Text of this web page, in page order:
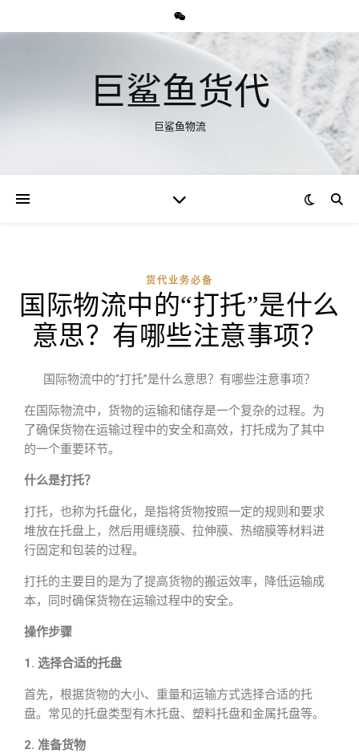
巨鲨鱼货代
巨鲨鱼物流
货代业务必备
国际物流中的“打托”是什么
意思？有哪些注意事项？
国际物流中的“打托”是什么意思？有哪些注意事项？
在国际物流中，货物的运输和储存是一个复杂的过程。为
了确保货物在运输过程中的安全和高效，打托成为了其中
的一个重要环节。
什么是打托？
打托，也称为托盘化，是指将货物按照一定的规则和要求
堆放在托盘上，然后用缠绕膜、拉伸膜、 热缩膜等材料进
行固定和包装的过程。
打托的主要目的是为了提高货物的搬运效率，降低运输成
本，同时确保货物在运输过程中的安全。
操作步骤
1. 选择合适的托盘
首先，根据货物的大小、重量和运输方式选择合适的托
盘。常见的托盘类型有木托盘、塑料托盘和金属托盘等。
2. 准备货物